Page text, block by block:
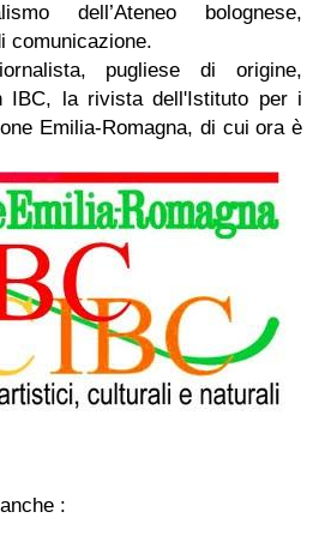
dell’Ateneo bolognese,
comunicazione.
pugliese di origine,
IBC, la rivista dell'Istituto per i
Emilia-Romagna, di cui ora è
: